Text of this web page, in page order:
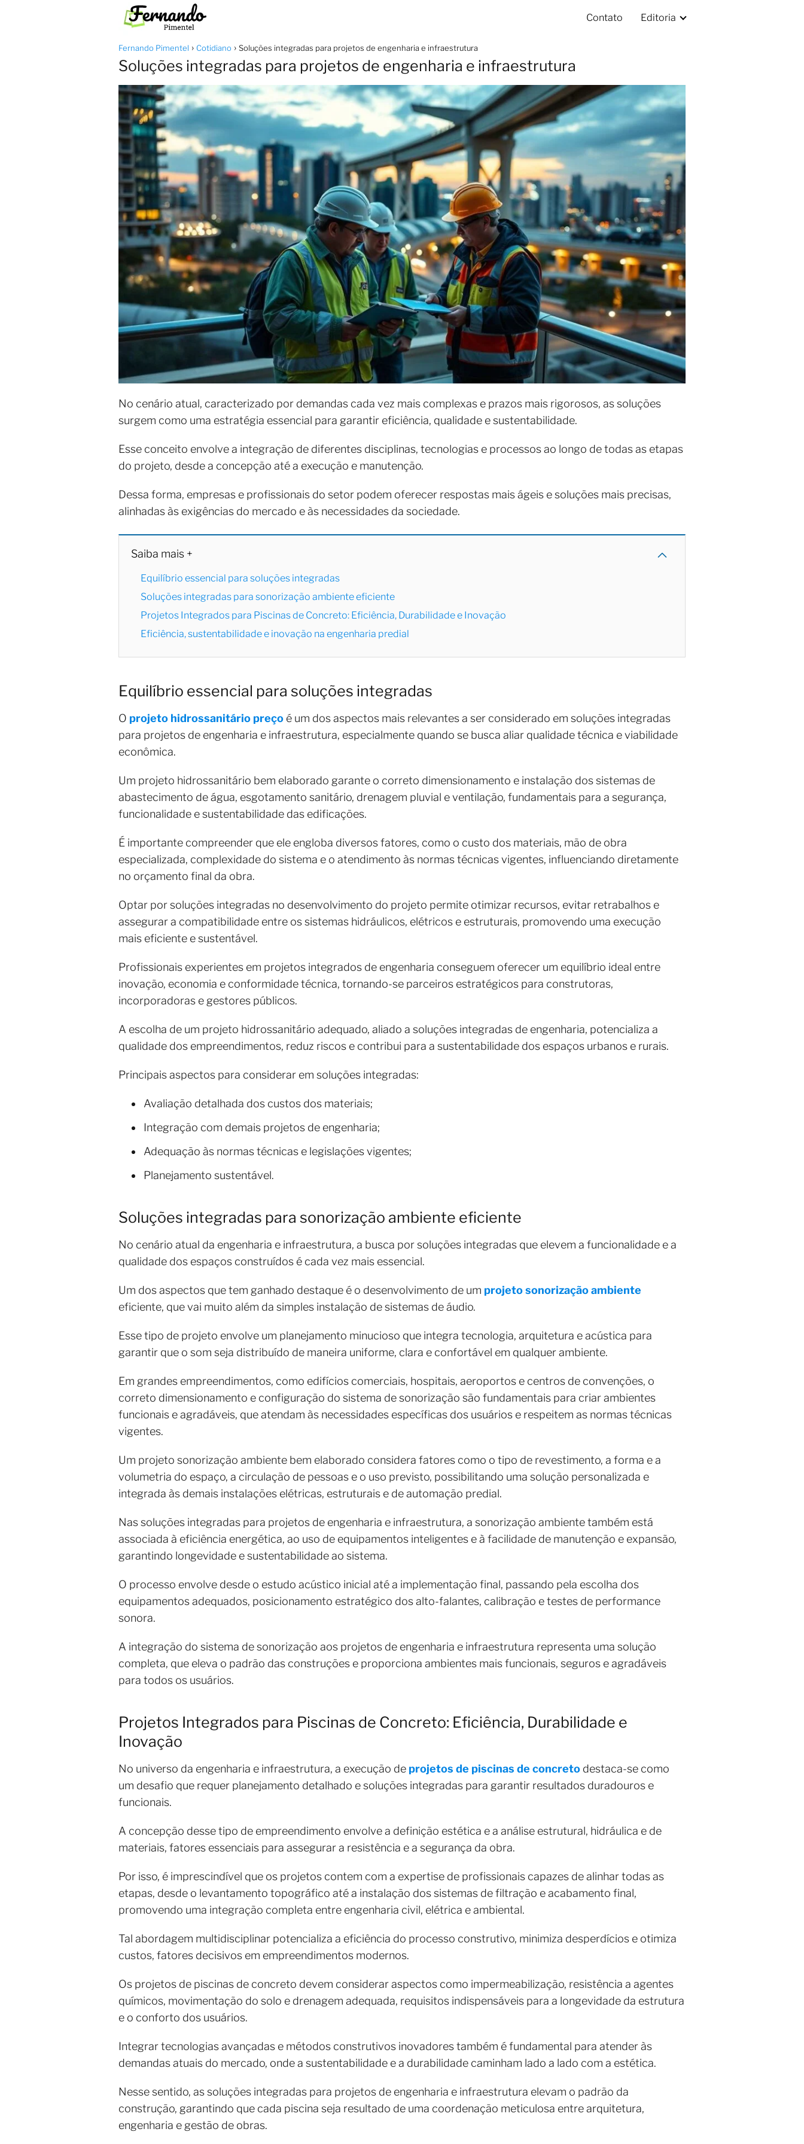
Contato Editoria
Fernando Pimentel Cotidiano Soluções integradas para projetos de engenharia e infraestrutura
Soluções integradas para projetos de engenharia e infraestrutura
No cenário atual, caracterizado por demandas cada vez mais complexas e prazos mais rigorosos, as soluções
surgem como uma estratégia essencial para garantir eficiência, qualidade e sustentabilidade.
Esse conceito envolve a integração de diferentes disciplinas, tecnologias e processos ao longo de todas as etapas
do projeto, desde a concepção até a execução e manutenção.
Dessa forma, empresas e profissionais do setor podem oferecer respostas mais ágeis e soluções mais precisas,
alinhadas às exigências do mercado e às necessidades da sociedade.
Saiba mais +
Equilíbrio essencial para soluções integradas
Soluções integradas para sonorização ambiente eficiente
Projetos Integrados para Piscinas de Concreto: Eficiência, Durabilidade e Inovação
Eficiência, sustentabilidade e inovação na engenharia predial
Equilíbrio essencial para soluções integradas
O projeto hidrossanitário preço é um dos aspectos mais relevantes a ser considerado em soluções integradas
para projetos de engenharia e infraestrutura, especialmente quando se busca aliar qualidade técnica e viabilidade
econômica.
Um projeto hidrossanitário bem elaborado garante o correto dimensionamento e instalação dos sistemas de
abastecimento de água, esgotamento sanitário, drenagem pluvial e ventilação, fundamentais para a segurança,
funcionalidade e sustentabilidade das edificações.
É importante compreender que ele engloba diversos fatores, como o custo dos materiais, mão de obra
especializada, complexidade do sistema e o atendimento às normas técnicas vigentes, influenciando diretamente
no orçamento final da obra.
Optar por soluções integradas no desenvolvimento do projeto permite otimizar recursos, evitar retrabalhos e
assegurar a compatibilidade entre os sistemas hidráulicos, elétricos e estruturais, promovendo uma execução
mais eficiente e sustentável.
Profissionais experientes em projetos integrados de engenharia conseguem oferecer um equilíbrio ideal entre
inovação, economia e conformidade técnica, tornando-se parceiros estratégicos para construtoras,
incorporadoras e gestores públicos.
A escolha de um projeto hidrossanitário adequado, aliado a soluções integradas de engenharia, potencializa a
qualidade dos empreendimentos, reduz riscos e contribui para a sustentabilidade dos espaços urbanos e rurais.
Principais aspectos para considerar em soluções integradas:
Avaliação detalhada dos custos dos materiais;
Integração com demais projetos de engenharia;
Adequação às normas técnicas e legislações vigentes;
Planejamento sustentável.
Soluções integradas para sonorização ambiente eficiente
No cenário atual da engenharia e infraestrutura, a busca por soluções integradas que elevem a funcionalidade e a
qualidade dos espaços construídos é cada vez mais essencial.
Um dos aspectos que tem ganhado destaque é o desenvolvimento de um projeto sonorização ambiente
eficiente, que vai muito além da simples instalação de sistemas de áudio.
Esse tipo de projeto envolve um planejamento minucioso que integra tecnologia, arquitetura e acústica para
garantir que o som seja distribuído de maneira uniforme, clara e confortável em qualquer ambiente.
Em grandes empreendimentos, como edifícios comerciais, hospitais, aeroportos e centros de convenções, o
correto dimensionamento e configuração do sistema de sonorização são fundamentais para criar ambientes
funcionais e agradáveis, que atendam às necessidades específicas dos usuários e respeitem as normas técnicas
vigentes.
Um projeto sonorização ambiente bem elaborado considera fatores como o tipo de revestimento, a forma e a
volumetria do espaço, a circulação de pessoas e o uso previsto, possibilitando uma solução personalizada e
integrada às demais instalações elétricas, estruturais e de automação predial.
Nas soluções integradas para projetos de engenharia e infraestrutura, a sonorização ambiente também está
associada à eficiência energética, ao uso de equipamentos inteligentes e à facilidade de manutenção e expansão,
garantindo longevidade e sustentabilidade ao sistema.
O processo envolve desde o estudo acústico inicial até a implementação final, passando pela escolha dos
equipamentos adequados, posicionamento estratégico dos alto-falantes, calibração e testes de performance
sonora.
A integração do sistema de sonorização aos projetos de engenharia e infraestrutura representa uma solução
completa, que eleva o padrão das construções e proporciona ambientes mais funcionais, seguros e agradáveis
para todos os usuários.
Projetos Integrados para Piscinas de Concreto: Eficiência, Durabilidade e
Inovação
No universo da engenharia e infraestrutura, a execução de projetos de piscinas de concreto destaca-se como
um desafio que requer planejamento detalhado e soluções integradas para garantir resultados duradouros e
funcionais.
A concepção desse tipo de empreendimento envolve a definição estética e a análise estrutural, hidráulica e de
materiais, fatores essenciais para assegurar a resistência e a segurança da obra.
Por isso, é imprescindível que os projetos contem com a expertise de profissionais capazes de alinhar todas as
etapas, desde o levantamento topográfico até a instalação dos sistemas de filtração e acabamento final,
promovendo uma integração completa entre engenharia civil, elétrica e ambiental.
Tal abordagem multidisciplinar potencializa a eficiência do processo construtivo, minimiza desperdícios e otimiza
custos, fatores decisivos em empreendimentos modernos.
Os projetos de piscinas de concreto devem considerar aspectos como impermeabilização, resistência a agentes
químicos, movimentação do solo e drenagem adequada, requisitos indispensáveis para a longevidade da estrutura
e o conforto dos usuários.
Integrar tecnologias avançadas e métodos construtivos inovadores também é fundamental para atender às
demandas atuais do mercado, onde a sustentabilidade e a durabilidade caminham lado a lado com a estética.
Nesse sentido, as soluções integradas para projetos de engenharia e infraestrutura elevam o padrão da
construção, garantindo que cada piscina seja resultado de uma coordenação meticulosa entre arquitetura,
engenharia e gestão de obras.